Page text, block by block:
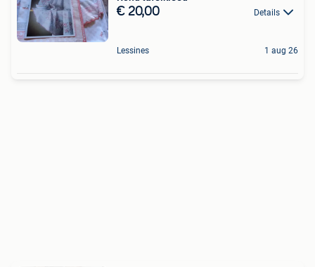
€ 20,00 Details
Lessines 1 aug 26